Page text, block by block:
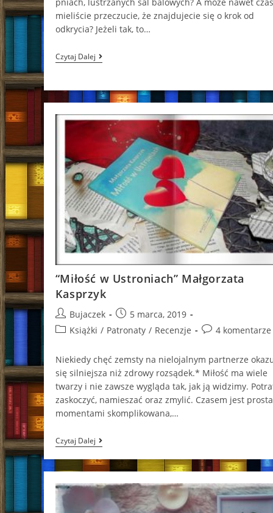
mieliście przeczucie, że znajdujecie się o krok od
odkrycia? Jeżeli tak, to…
Czytaj DalejKropla
Życia
“Miłość w Ustroniach” Małgorzata
Kasprzyk
Post
author:
Bujaczek
Post
published:
5 marca, 2019
PostKsiążki / Patronaty / Recenzje
Post4 komentarze
Niekiedy chęć zemsty na nielojalnym partnerze
się silniejsza niż zdrowy rozsądek.* Miłość ma wiele
twarzy i nie zawsze wygląda tak, jak ją widzimy.
zaskoczyć, namieszać oraz zmylić. Czasem jest
momentami skomplikowana,…
Czytaj Dalej“Miłość
W
Ustroniach”
Małgorzata